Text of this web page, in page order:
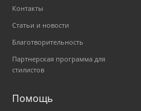
Контакты
Статьи и новости
Благотворительность
Партнерская программа для
стилистов
Помощь